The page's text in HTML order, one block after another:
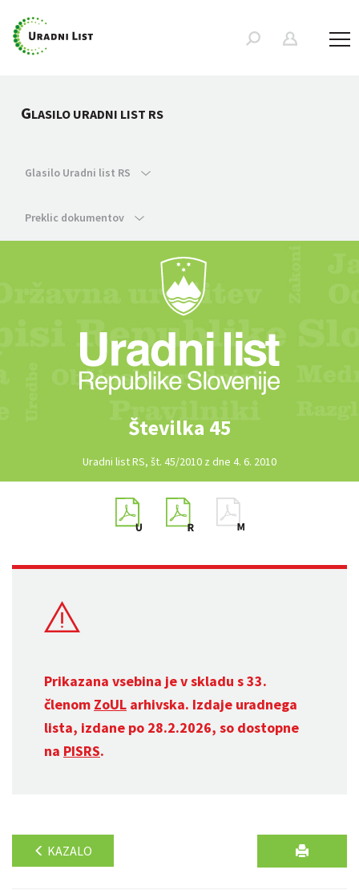
GLASILO URADNI LIST RS
Glasilo Uradni list RS
Preklic dokumentov
Številka 45
Uradni list RS, št. 45/2010 z dne 4. 6. 2010
Prikazana vsebina je v skladu s 33.
členom ZoUL arhivska. Izdaje uradnega
lista, izdane po 28.2.2026, so dostopne
na PISRS.
KAZALO